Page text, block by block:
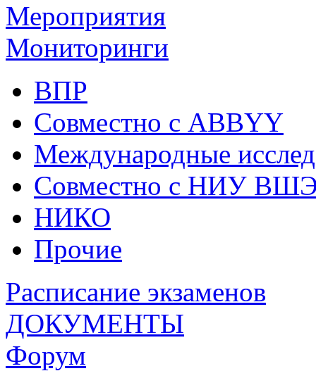
Мероприятия
Мониторинги
ВПР
Совместно с ABBYY
Международные
Совместно с НИУ
НИКО
Прочие
Расписание экзаменов
ДОКУМЕНТЫ
Форум